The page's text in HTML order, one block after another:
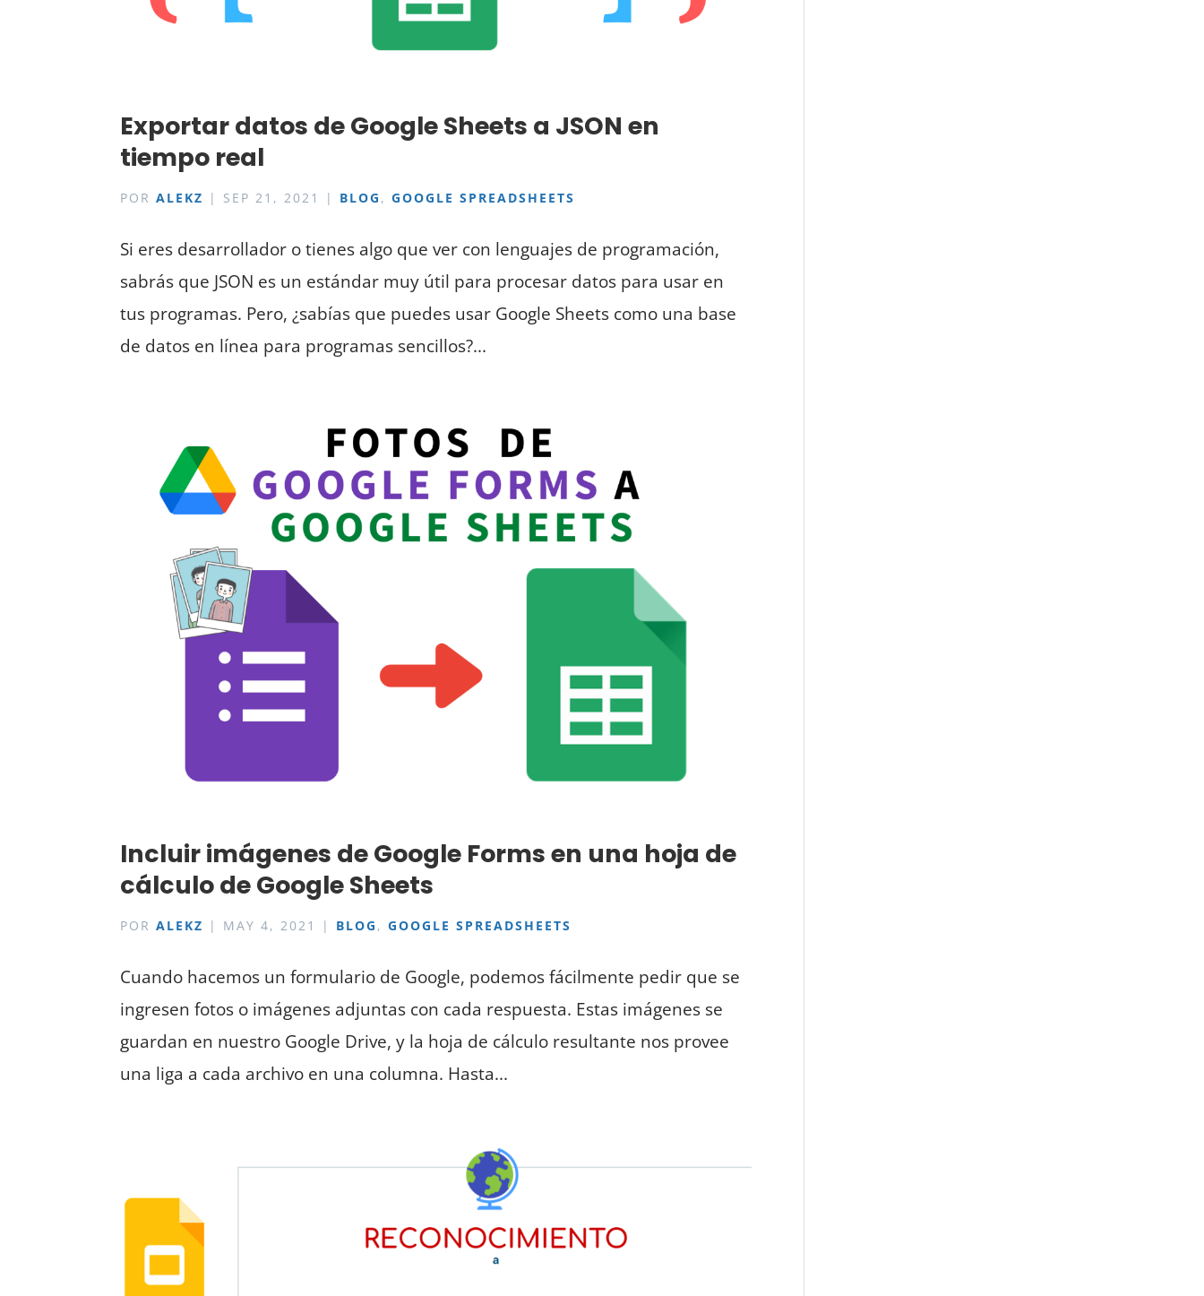
Exportar datos de Google Sheets a JSON en
tiempo real
PORALEKZ | SEP 21, 2021 | BLOG ,GOOGLE SPREADSHEETS
Si eres desarrollador o tienes algo que ver con lenguajes de programación,
sabrás que JSON es un estándar muy útil para procesar datos para usar en
tus programas. Pero, ¿sabías que puedes usar Google Sheets como una base
de datos en línea para programas sencillos?...
Incluir imágenes de Google Forms en una hoja de
cálculo de Google Sheets
PORALEKZ | MAY 4, 2021 | BLOG ,GOOGLE SPREADSHEETS
Cuando hacemos un formulario de Google, podemos fácilmente pedir que se
ingresen fotos o imágenes adjuntas con cada respuesta. Estas imágenes se
guardan en nuestro Google Drive, y la hoja de cálculo resultante nos provee
una liga a cada archivo en una columna. Hasta...